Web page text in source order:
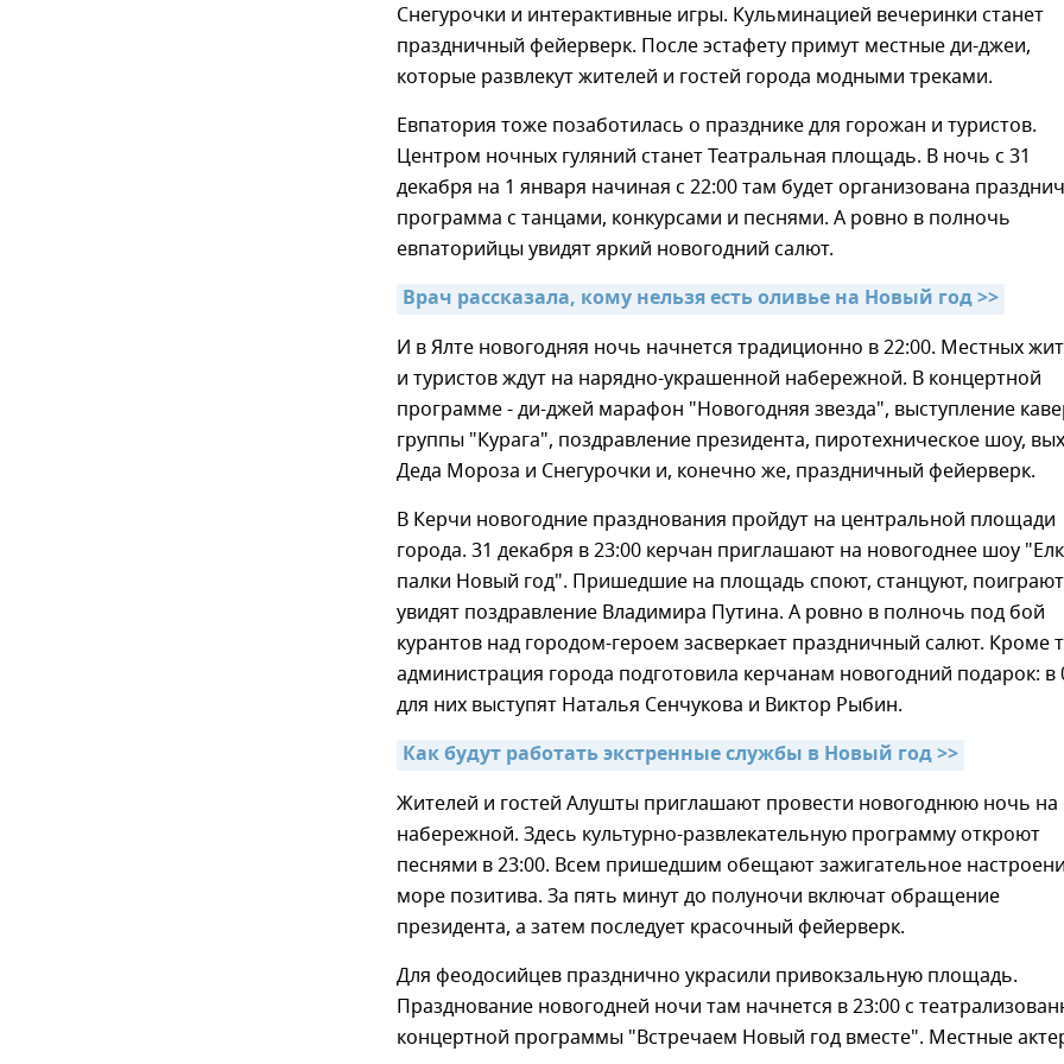
Снегурочки и интерактивные игры. Кульминацией вечеринки станет
праздничный фейерверк. После эстафету примут местные ди-джеи,
которые развлекут жителей и гостей города модными треками.
Евпатория тоже позаботилась о празднике для горожан и туристов.
Центром ночных гуляний станет Театральная площадь. В ночь с 31
декабря на 1 января начиная с 22:00 там будет организована
программа с танцами, конкурсами и песнями. А ровно в полночь
евпаторийцы увидят яркий новогодний салют.
Врач рассказала, кому нельзя есть оливье на Новый год >>
И в Ялте новогодняя ночь начнется традиционно в 22:00. Местных
и туристов ждут на нарядно-украшенной набережной. В концертной
программе - ди-джей марафон "Новогодняя звезда", выступление
группы "Курага", поздравление президента, пиротехническое шоу,
Деда Мороза и Снегурочки и, конечно же, праздничный фейерверк.
В Керчи новогодние празднования пройдут на центральной площади
города. 31 декабря в 23:00 керчан приглашают на новогоднее шоу
палки Новый год". Пришедшие на площадь споют, станцуют,
увидят поздравление Владимира Путина. А ровно в полночь под бой
курантов над городом-героем засверкает праздничный салют. Кроме
администрация города подготовила керчанам новогодний подарок: в
для них выступят Наталья Сенчукова и Виктор Рыбин.
Как будут работать экстренные службы в Новый год >>
Жителей и гостей Алушты приглашают провести новогоднюю ночь на
набережной. Здесь культурно-развлекательную программу откроют
песнями в 23:00. Всем пришедшим обещают зажигательное
море позитива. За пять минут до полуночи включат обращение
президента, а затем последует красочный фейерверк.
Для феодосийцев празднично украсили привокзальную площадь.
Празднование новогодней ночи там начнется в 23:00 с
концертной программы "Встречаем Новый год вместе". Местные